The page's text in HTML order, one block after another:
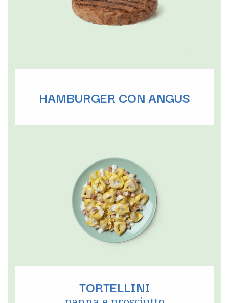
HAMBURGER CON ANGUS
TORTELLINI